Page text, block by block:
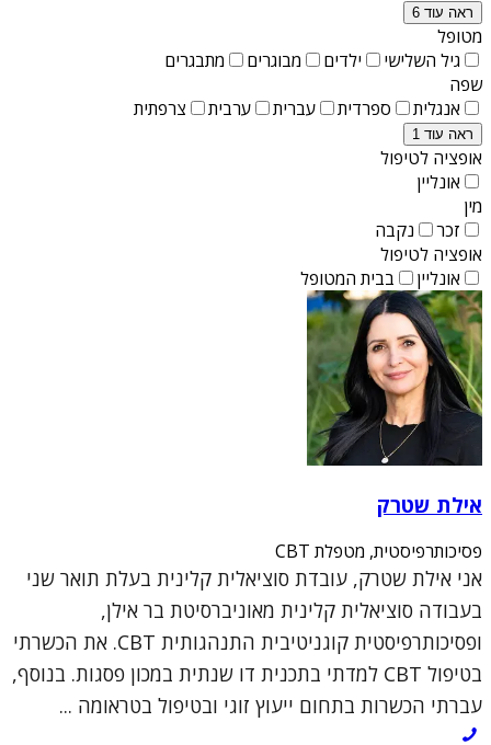
ראה עוד 6
מטופל
גיל השלישי
ילדים מבוגרים
מתבגרים
שפה
אנגלית
ספרדית עברית ערבית צרפתית
ראה עוד 1
אופציה לטיפול
אונליין
מין
זכר
נקבה
אופציה לטיפול
אונליין
בבית המטופל
אילת שטרק
פסיכותרפיסטית, מטפלת CBT
אני אילת שטרק, עובדת סוציאלית קלינית בעלת תואר שני
בעבודה סוציאלית קלינית מאוניברסיטת בר אילן,
ופסיכותרפיסטית קוגניטיבית התנהגותית CBT. את הכשרתי
בטיפול CBT למדתי בתכנית דו שנתית במכון פסגות. בנוסף,
עברתי הכשרות בתחום ייעוץ זוגי ובטיפול בטראומה ...